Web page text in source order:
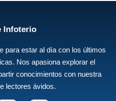
Infoterio
para estar al día con los últimos
Nos apasiona explorar el
conocimientos con nuestra
lectores ávidos.